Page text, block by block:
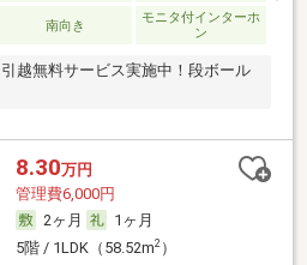
南向き
モニタ付インターホ
ン
越無料サービス実施中！段ボール
8.30万円
管理費6,000円
2ヶ月
1ヶ月
5階 / 1LDK（58.52m2）